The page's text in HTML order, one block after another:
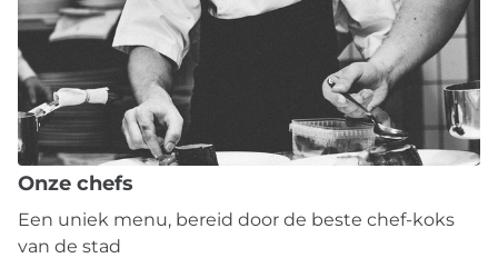
Onze chefs
Een uniek menu, bereid door de beste chef-koks
van de stad